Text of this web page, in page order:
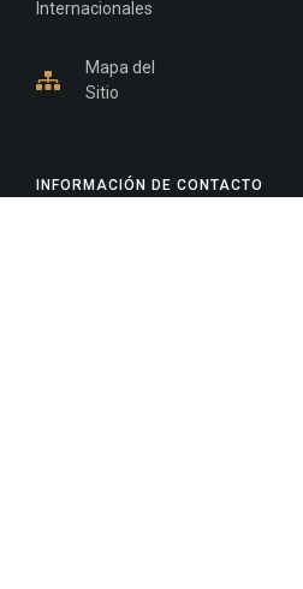
INFORMACIÓN DE CONTACTO
Internacionales
Mapa del
Sitio